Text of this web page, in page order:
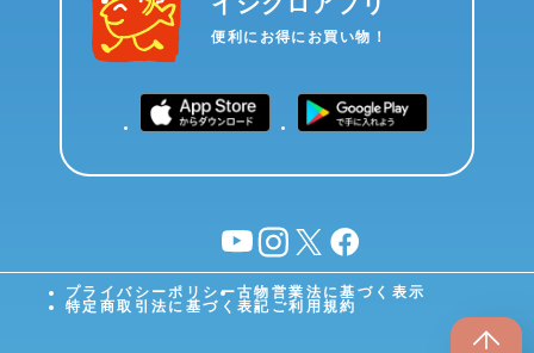
便利にお得にお買い物！
YouTubeinstagram
X facebook
プライバシーポリシー古物営業法に基づく表示
特定商取引法に基づく表記 ご利用規約